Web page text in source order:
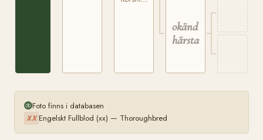
okänd
härstamning
Foto finns i databasen
XX Engelskt Fullblod (xx) — Thoroughbred